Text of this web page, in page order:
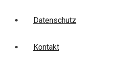
Datenschutz
Kontakt